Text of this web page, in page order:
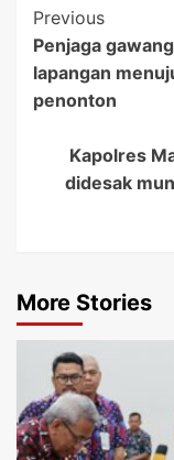
Post
Previous
Penjaga
lapangan
penonton
Kapolres
didesak
More Stories